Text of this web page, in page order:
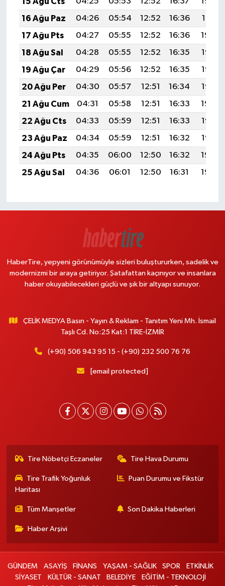
16 Ağu Paz
04:26 05:54 12:52 16:36
19:41
17 Ağu Pts
04:27 05:55 12:52 16:36
19:39
18 Ağu Sal
04:28 05:55 12:52 16:35
19:38
19 Ağu Çar
04:29 05:56 12:52 16:35
19:37
20 Ağu Per
04:30 05:57 12:51 16:34
19:36
21 Ağu Cum
04:31 05:58 12:51 16:33
19:34
22 Ağu Cts
04:33 05:59 12:51 16:33
19:33
23 Ağu Paz
04:34 05:59 12:51 16:32
19:32
24 Ağu Pts
04:35 06:00 12:50 16:32
19:30
25 Ağu Sal
04:36 06:01 12:50 16:31 19:29
HaberTire, yepyeni görünümüyle sizleri buluştururken, sadelik ve
modernizmi bir araya getiriyor. Şatafattan kaçınıyor ve insanlara
haber okuyabilecekleri güçlü ve şık bir altyapı sunuyor.
ÇELİK MEDYA Basın - Yayın & Reklam - Tanıtım Yeni Mh. İsmail
Taşlı Cd. No:25 Kat:1 TİRE-İZMİR
(+90) 506 943 95 15 - (+90) 232 500 76 76
[email protected]
Tire Nöbetçi Eczaneler Tire Hava Durumu
Tire Trafik Yoğunluk
Haritası
Puan Durumu ve Fikstür
Tüm Manşetler Son Dakika Haberleri
Haber Arşivi
GÜNDEM ASAYİŞ FİNANS YAŞAM - SAĞLIK SPOR
ETKİNLİK
SİYASET
KÜLTÜR - SANAT BELEDİYE
EĞİTİM - TEKNOLOJİ